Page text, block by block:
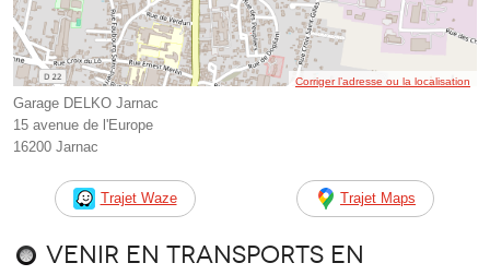
Corriger l’adresse ou la localisation
Garage DELKO Jarnac
15 avenue de l'Europe
16200 Jarnac
Trajet Waze Trajet Maps
Venir en transports en